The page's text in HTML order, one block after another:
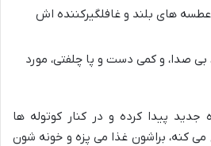
عطسه های بلند و غافلگیرکننده اش
بی صدا، و کمی دست و پا چلفتی، مورد
جدید پیدا کرده و در کنار کوتوله ها
می کنه، براشون غذا می پزه و خونه شون